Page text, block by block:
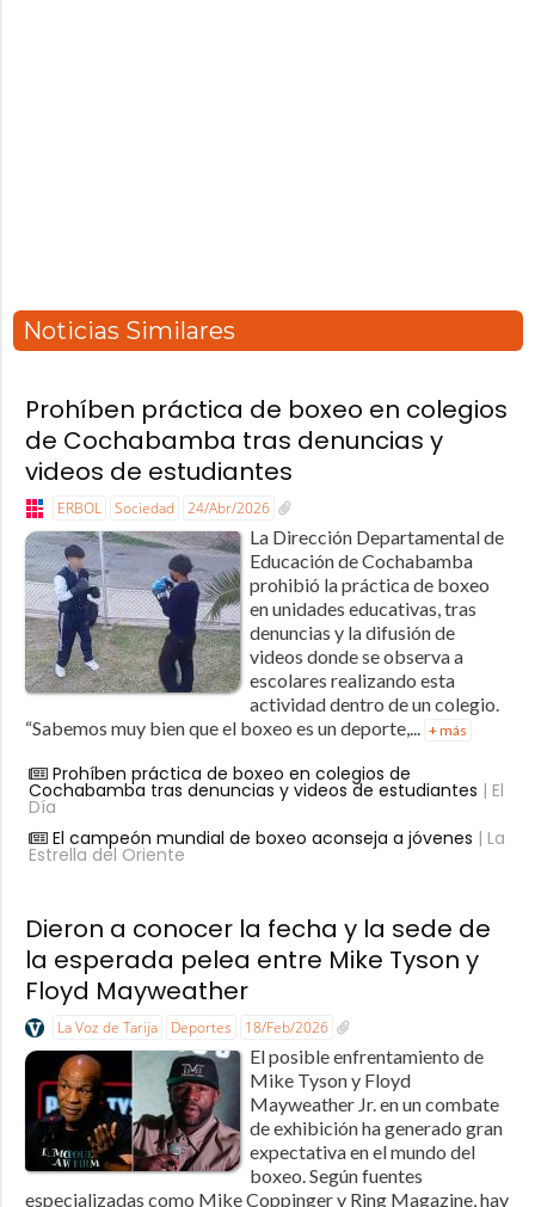
Noticias Similares
Prohíben práctica de boxeo en colegios
de Cochabamba tras denuncias y
videos de estudiantes
ERBOL Sociedad 24/Abr/2026
La Dirección Departamental de
Educación de Cochabamba
prohibió la práctica de boxeo
en unidades educativas, tras
denuncias y la difusión de
videos donde se observa a
escolares realizando esta
actividad dentro de un colegio.
“Sabemos muy bien que el boxeo es un deporte,... + más
Prohíben práctica de boxeo en colegios de
Cochabamba tras denuncias y videos de estudiantes | El
Día
El campeón mundial de boxeo aconseja a jóvenes | La
Estrella del Oriente
Dieron a conocer la fecha y la sede de
la esperada pelea entre Mike Tyson y
Floyd Mayweather
La Voz de Tarija Deportes 18/Feb/2026
El posible enfrentamiento de
Mike Tyson y Floyd
Mayweather Jr. en un combate
de exhibición ha generado gran
expectativa en el mundo del
boxeo. Según fuentes
especializadas como Mike Coppinger y Ring Magazine, hay